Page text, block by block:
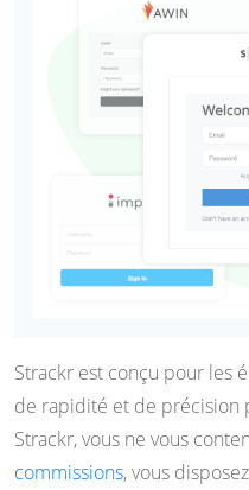
Strackr est conçu pour les
de rapidité et de précision
Strackr, vous ne vous
commissions, vous